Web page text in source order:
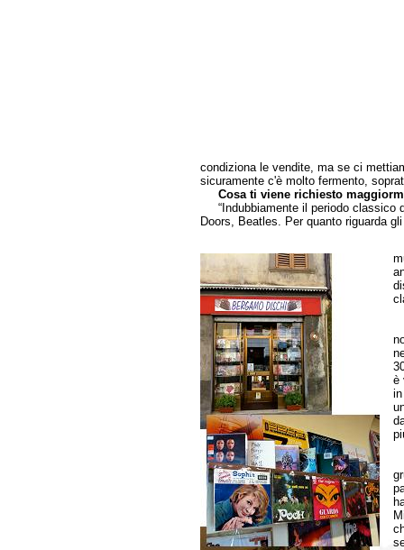
condiziona le vendite, ma se ci
sicuramente c'è molto fermento,
Cosa ti viene richiesto
“Indubbiamente il periodo classico
Doors, Beatles. Per quanto riguarda
è